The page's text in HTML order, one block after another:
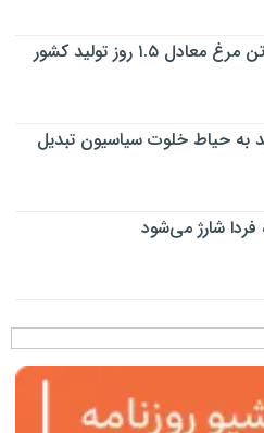
صادرات ۱۰ هزار تن مرغ معادل ۱.۵ روز تولید کشور
به حیاط خلوت سیاسیون تبدیل
فردا شارژ می‌شود